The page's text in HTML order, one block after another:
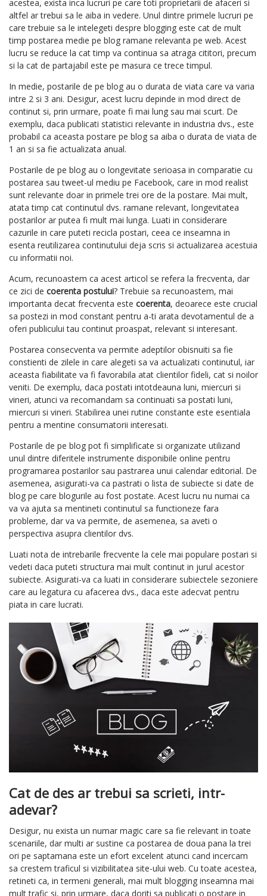
acestea, exista inca lucruri pe care toti proprietarii de afaceri si
altfel ar trebui sa le aiba in vedere. Unul dintre primele lucruri pe
care trebuie sa le intelegeti despre blogging este cat de mult
timp postarea medie pe blog ramane relevanta pe web. Acest
lucru se reduce la cat timp va continua sa atraga cititori, precum
si la cat de partajabil este pe masura ce trece timpul.
In medie, postarile de pe blog au o durata de viata care va varia
intre 2 si 3 ani. Desigur, acest lucru depinde in mod direct de
continut si, prin urmare, poate fi mai lung sau mai scurt. De
exemplu, daca publicati statistici relevante in industria dvs., este
probabil ca aceasta postare pe blog sa aiba o durata de viata de
1 an si sa fie actualizata anual.
Postarile de pe blog au o longevitate serioasa in comparatie cu
postarea sau tweet-ul mediu pe Facebook, care in mod realist
sunt relevante doar in primele trei ore de la postare. Mai mult,
atata timp cat continutul dvs. ramane relevant, longevitatea
postarilor ar putea fi mult mai lunga. Luati in considerare
cazurile in care puteti recicla postari, ceea ce inseamna in
esenta reutilizarea continutului deja scris si actualizarea acestuia
cu informatii noi.
Acum, recunoastem ca acest articol se refera la frecventa, dar
ce zici de coerenta postului? Trebuie sa recunoastem, mai
importanta decat frecventa este coerenta, deoarece este crucial
sa postezi in mod constant pentru a-ti arata devotamentul de a
oferi publicului tau continut proaspat, relevant si interesant.
Postarea consecventa va permite adeptilor obisnuiti sa fie
constienti de zilele in care alegeti sa va actualizati continutul, iar
aceasta fiabilitate va fi favorabila atat clientilor fideli, cat si noilor
veniti. De exemplu, daca postati intotdeauna luni, miercuri si
vineri, atunci va recomandam sa continuati sa postati luni,
miercuri si vineri. Stabilirea unei rutine constante este esentiala
pentru a mentine consumatorii interesati.
Postarile de pe blog pot fi simplificate si organizate utilizand
unul dintre diferitele instrumente disponibile online pentru
programarea postarilor sau pastrarea unui calendar editorial. De
asemenea, asigurati-va ca pastrati o lista de subiecte si date de
blog pe care blogurile au fost postate. Acest lucru nu numai ca
va va ajuta sa mentineti continutul sa functioneze fara
probleme, dar va va permite, de asemenea, sa aveti o
perspectiva asupra clientilor dvs.
Luati nota de intrebarile frecvente la cele mai populare postari si
vedeti daca puteti structura mai mult continut in jurul acestor
subiecte. Asigurati-va ca luati in considerare subiectele sezoniere
care au legatura cu afacerea dvs., daca este adecvat pentru
piata in care lucrati.
Cat de des ar trebui sa scrieti, intr-
adevar?
Desigur, nu exista un numar magic care sa fie relevant in toate
scenariile, dar multi ar sustine ca postarea de doua pana la trei
ori pe saptamana este un efort excelent atunci cand incercam
sa crestem traficul si vizibilitatea site-ului web. Cu toate acestea,
retineti ca, in termeni generali, mai mult blogging inseamna mai
mult trafic si, prin urmare, daca doriti sa publicati o postare in